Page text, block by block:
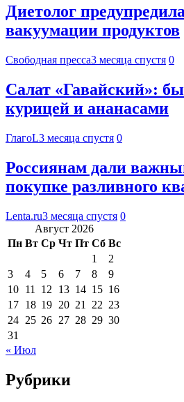
Диетолог
вакуумации продуктов
Свободная пресса3 месяца спустя 0
Салат «Гавайский»:
курицей и ананасами
ГлагоL3 месяца спустя 0
Россиянам дали
покупке разливного
Lenta.ru3 месяца спустя 0
Август 2026
Пн Вт Ср Чт Пт Сб Вс
1
2
3
4 5 6 7 8
9
10 11 12 13 14 15 16
17 18 19 20 21 22 23
24 25 26 27 28 29 30
31
« Июл
Рубрики